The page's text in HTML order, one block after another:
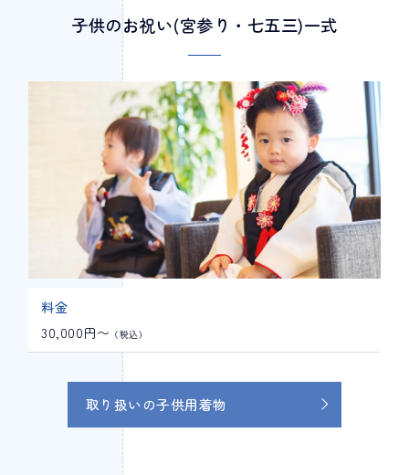
子供のお祝い(宮参り・七五三)一式
料金
30,000円〜 （税込）
取り扱いの子供用着物